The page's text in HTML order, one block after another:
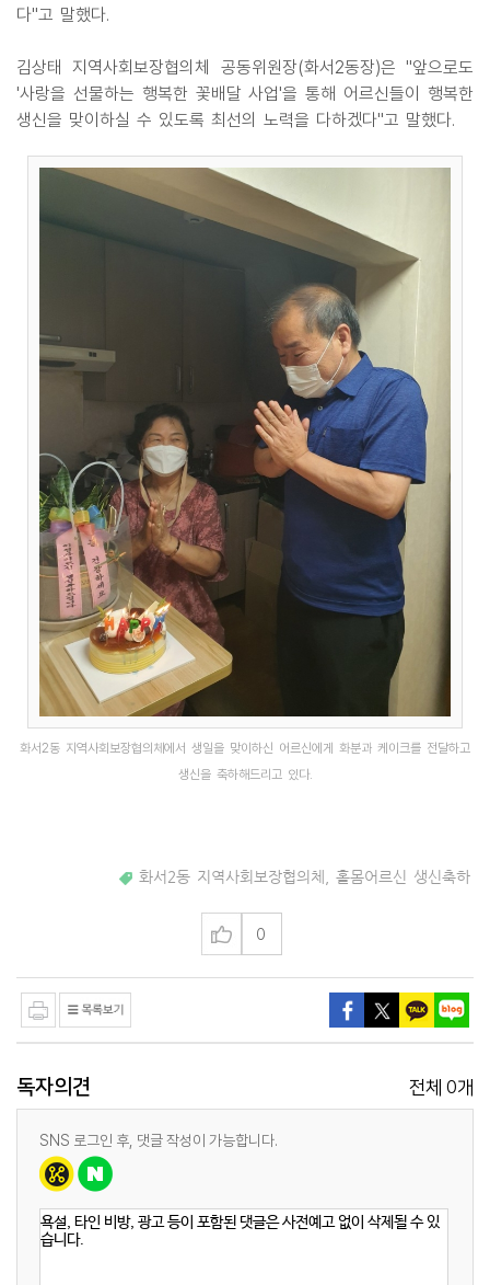
다"고 말했다.
김상태 지역사회보장협의체 공동위원장(화서2동장)은 "앞으로도
'사랑을 선물하는 행복한 꽃배달 사업'을 통해 어르신들이 행복한
생신을 맞이하실 수 있도록 최선의 노력을 다하겠다"고 말했다.
화서2동 지역사회보장협의체에서 생일을 맞이하신 어르신에게 화분과 케이크를 전달하고
생신을 축하해드리고 있다.
화서2동 지역사회보장협의체 홀몸어르신 생신축하
0
독자의견 전체 0개
SNS 로그인 후, 댓글 작성이 가능합니다.